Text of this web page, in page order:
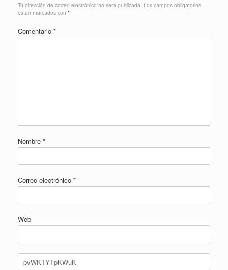
Tu dirección de correo electrónico no será publicada. Los campos obligatorios
están marcados con *
Comentario *
Nombre *
Correo electrónico *
Web